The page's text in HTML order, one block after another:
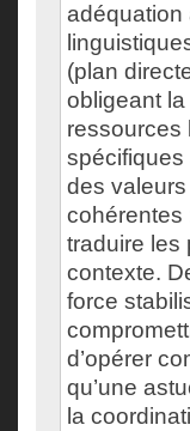
adéquation
(plan
obligeant
ressources
spécifiques
des
cohérentes
traduire les
contexte.
force
d’opérer
qu’une
la